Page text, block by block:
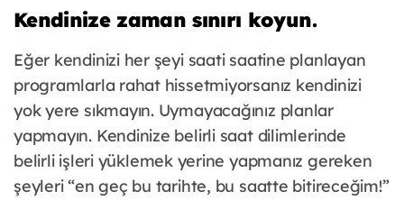
Kendinize zaman sınırı koyun.
Eğer kendinizi her şeyi saati saatine planlayan
programlarla rahat hissetmiyorsanız kendinizi
yok yere sıkmayın. Uymayacağınız planlar
yapmayın. Kendinize belirli saat dilimlerinde
belirli işleri yüklemek yerine yapmanız gereken
şeyleri “en geç bu tarihte, bu saatte bitireceğim!”